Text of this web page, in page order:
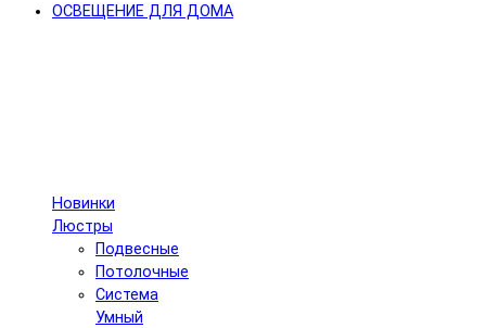
ОСВЕЩЕНИЕ ДЛЯ ДОМА
Новинки
Люстры
Подвесные
Потолочные
Система
Умный